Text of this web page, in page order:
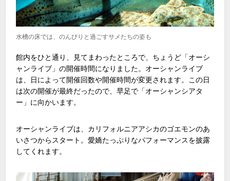
水槽の床では、のんびりと過ごすサメたちの姿も
館内をひと通り、見てまわったところで、ちょうど「オーシ
ャンライブ」の開催時間になりました。オーシャンライブ
は、日によって開催回数や開催時間が変更されます。この日
は次の開催が最終だったので、早足で「オーシャンシアタ
ー」に向かいます。
オーシャンライブは、カリフォルニアアシカのゴエモンのあ
いさつからスタート。愛嬌たっぷりなパフォーマンスを披露
してくれます。